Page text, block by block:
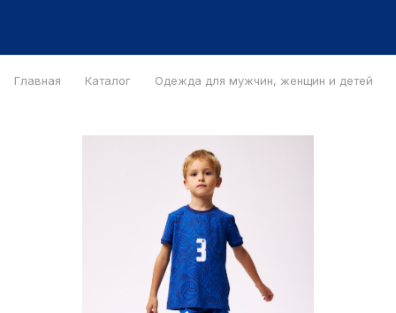
Главная Каталог Одежда для мужчин, женщин и детей